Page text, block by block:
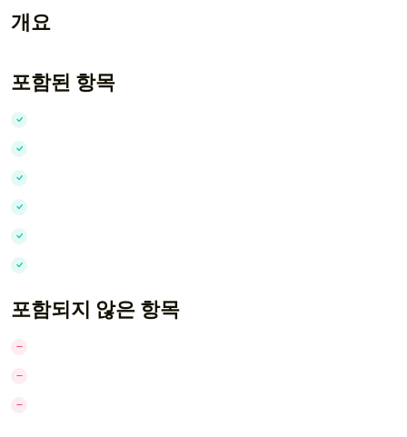
개요
포함된 항목
포함되지 않은 항목